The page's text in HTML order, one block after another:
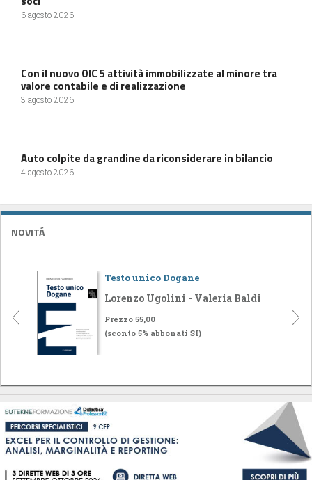
6 agosto 2026
Con il nuovo OIC 5 attività immobilizzate al minore tra
valore contabile e di realizzazione
3 agosto 2026
Auto colpite da grandine da riconsiderare in bilancio
4 agosto 2026
NOVITÁ
Testo unico Dogane
Lorenzo Ugolini - Valeria Baldi
Prezzo 55,00
(sconto 5% abbonati SI)